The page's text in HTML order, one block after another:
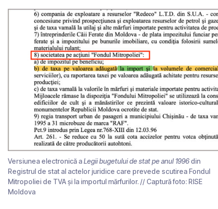
Versiunea electronică aLegii bugetului de stat pe anul 1996din
Registrul de stat al actelor juridice care prevede scutirea Fondul
Mitropoliei de TVA și la importul mărfurilor. // Captură foto: RISE
Moldova